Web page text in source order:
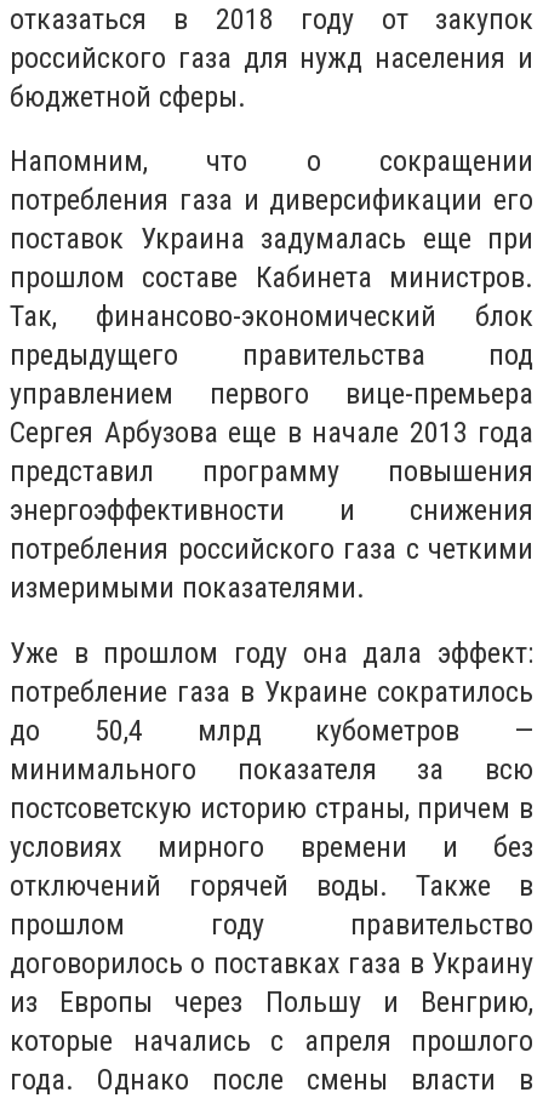
отказаться в 2018 году от закупок
российского газа для нужд населения и
бюджетной сферы.
Напомним, что о сокращении
потребления газа и диверсификации его
поставок Украина задумалась еще при
прошлом составе Кабинета министров.
Так, финансово-экономический блок
предыдущего правительства под
управлением первого вице-премьера
Сергея Арбузова еще в начале 2013 года
представил программу повышения
энергоэффективности и снижения
потребления российского газа с четкими
измеримыми показателями.
Уже в прошлом году она дала эффект:
потребление газа в Украине сократилось
до 50,4 млрд кубометров —
минимального показателя за всю
постсоветскую историю страны, причем в
условиях мирного времени и без
отключений горячей воды. Также в
прошлом году правительство
договорилось о поставках газа в Украину
из Европы через Польшу и Венгрию,
которые начались с апреля прошлого
года. Однако после смены власти в